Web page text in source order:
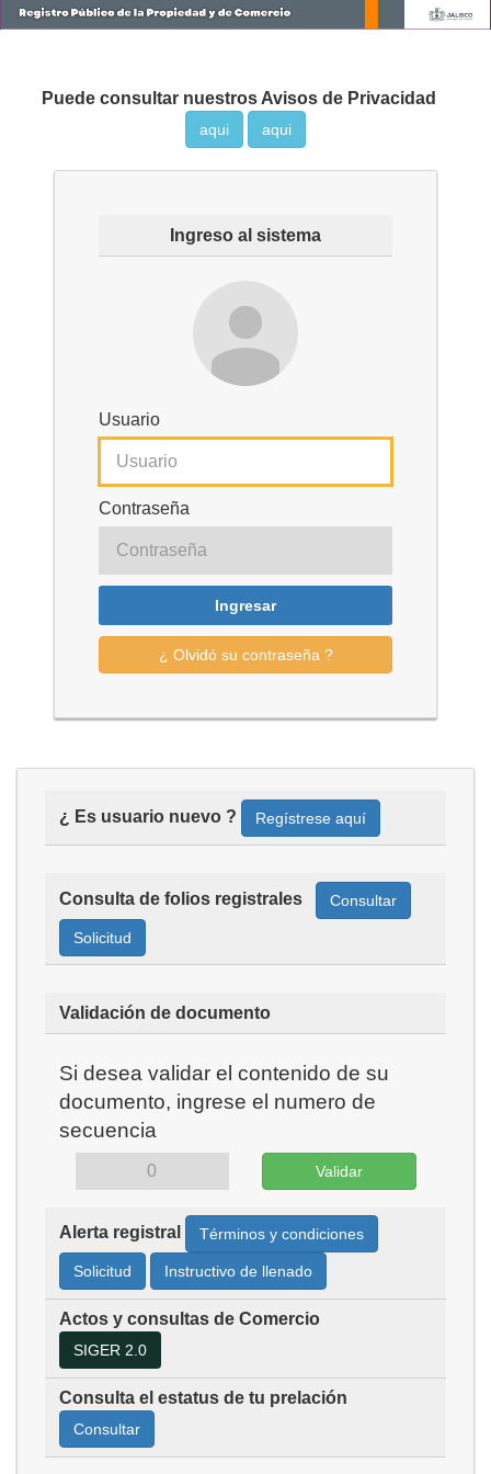
Puede consultar nuestros Avisos de Privacidad
aqui aqui
Ingreso al sistema
Usuario
Contraseña
Ingresar
¿ Olvidó su contraseña ?
¿ Es usuario nuevo ? Regístrese aquí
Consulta de folios registrales Consultar
Solicitud
Validación de documento
Si desea validar el contenido de su
documento, ingrese el numero de
secuencia
Alerta registral Términos y condiciones
Solicitud Instructivo de llenado
Actos y consultas de Comercio
SIGER 2.0
Consulta el estatus de tu prelación
Consultar